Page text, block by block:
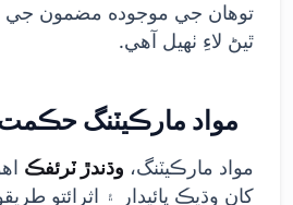
توهان جي موجوده مضمون
ٿيڻ لاءِ ٺهيل آهي.
مواد مارڪيٽنگ
مواد مارڪيٽنگ، وڌندڙ ٽرئفڪ
کان وڌيڪ پائيدار ۽ اثرائتو